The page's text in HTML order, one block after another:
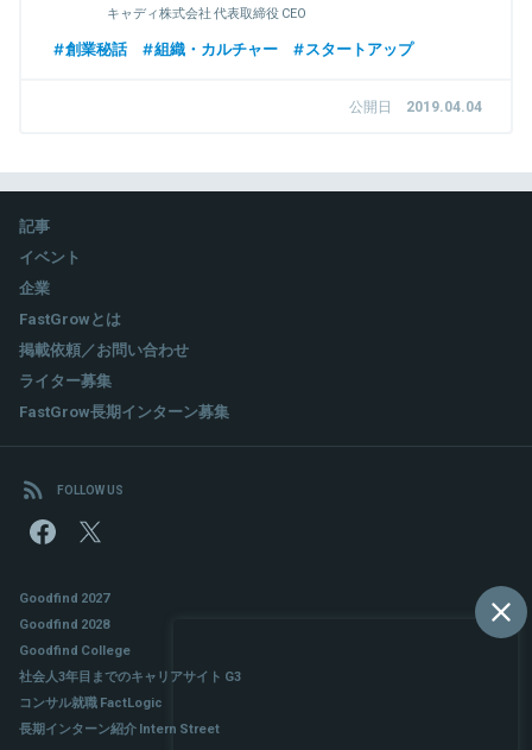
キャディ株式会社 代表取締役 CEO
創業秘話 組織・カルチャー スタートアップ
公開日 2019.04.04
記事
イベント
企業
FastGrowとは
掲載依頼／お問い合わせ
ライター募集
FastGrow長期インターン募集
FOLLOW US
Goodfind 2027
Goodfind 2028
Goodfind College
社会人3年目までのキャリアサイト G3
コンサル就職 FactLogic
長期インターン紹介 Intern Street